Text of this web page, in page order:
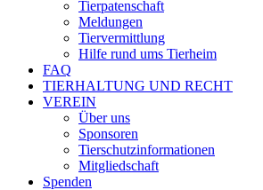
Tierpatenschaft
Meldungen
Tiervermittlung
Hilfe rund ums Tierheim
FAQ
TIERHALTUNG UND RECHT
VEREIN
Über uns
Sponsoren
Tierschutzinformationen
Mitgliedschaft
Spenden